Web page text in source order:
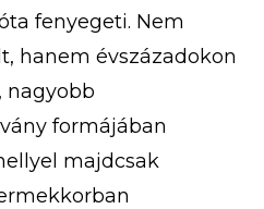
fenyegeti. Nem
hanem évszázadokon
nagyobb
formájában
majdcsak